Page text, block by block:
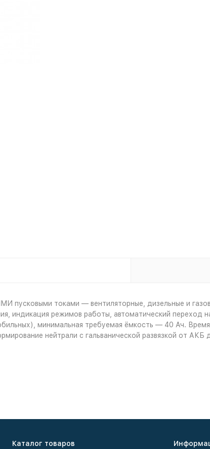
пусковыми токами — вентиляторные, дизельные и
индикация режимов работы, автоматический переход
минимальная требуемая ёмкость — 40 Ач.
нейтрали с гальванической развязкой от АКБ
Каталог товаров